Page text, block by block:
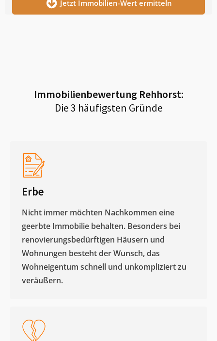
Jetzt Immobilien-Wert ermitteln
Immobilienbewertung Rehhorst:
Die 3 häufigsten Gründe
Erbe
Nicht immer möchten Nachkommen eine
geerbte Immobilie behalten. Besonders bei
renovierungsbedürftigen Häusern und
Wohnungen besteht der Wunsch, das
Wohneigentum schnell und unkompliziert zu
veräußern. ​